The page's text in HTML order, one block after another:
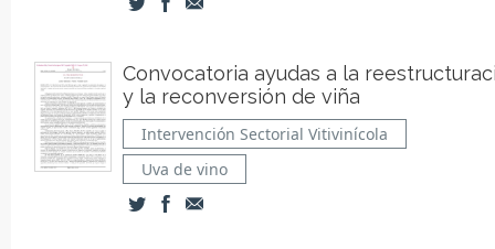
Convocatoria ayudas a la
y la reconversión de viña
Intervención Sectorial Vitivinícola
Uva de vino